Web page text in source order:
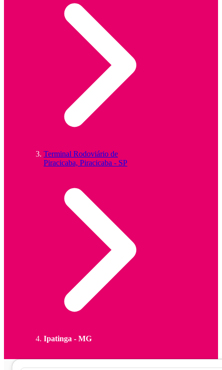
Terminal Rodoviário de
Piracicaba, Piracicaba - SP
Ipatinga - MG